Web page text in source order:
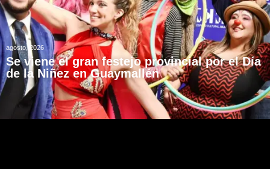
agosto, 2026
Se viene el gran festejo provincial por el Día
de la Niñez en Guaymallén